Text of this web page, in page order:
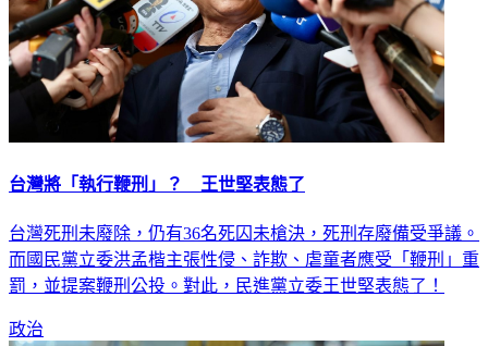
台灣將「執行鞭刑」？ 王世堅表態了
台灣死刑未廢除，仍有36名死囚未槍決，死刑存廢備受爭議。
而國民黨立委洪孟楷主張性侵、詐欺、虐童者應受「鞭刑」重
罰，並提案鞭刑公投。對此，民進黨立委王世堅表態了！
政治